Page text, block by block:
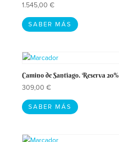
1.545,00 €
SABER MÁS
Camino de Santiago. Reserva 20%
309,00 €
SABER MÁS